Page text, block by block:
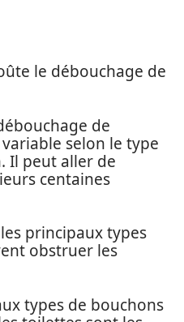
le débouchage de
de
selon le type
Il peut aller de
centaines
principaux types
obstruer les
types de bouchons